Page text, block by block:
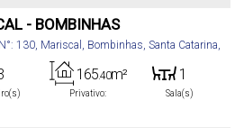
- BOMBINHAS
N°: 130, Mariscal , Bombinhas, Santa Catarina,
Privativo:
165.40m² 1
Sala(s)